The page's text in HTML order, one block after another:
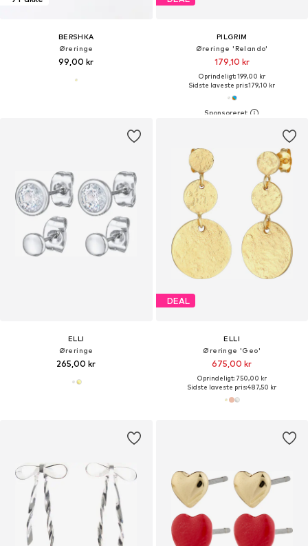
BERSHKA
Øreringe
99,00 kr
PILGRIM
Øreringe 'Relando'
179,10 kr
Oprindeligt: 199,00 kr
Sidste laveste pris:179,10 kr
ELLI
Øreringe
265,00 kr
DEAL
ELLI
Øreringe 'Geo'
675,00 kr
Oprindeligt: 750,00 kr
Sidste laveste pris:487,50 kr